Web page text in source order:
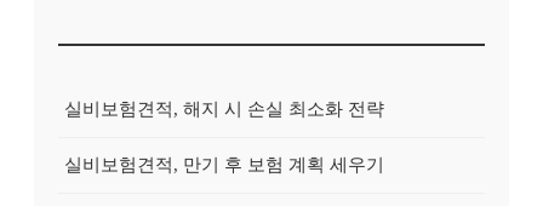
실비보험견적, 해지 시 손실 최소화 전략
실비보험견적, 만기 후 보험 계획 세우기